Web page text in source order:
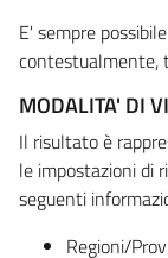
E' sempre
contestualmente,
MODALITA' DI
Il risultato è
le impostazioni di
seguenti
Regioni/